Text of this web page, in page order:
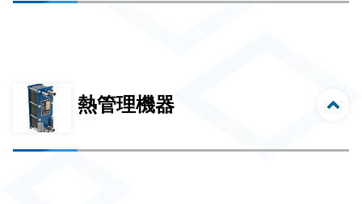
熱管理機器